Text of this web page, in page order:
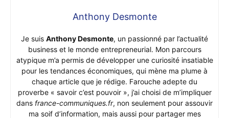
Anthony Desmonte
Je suis Anthony Desmonte, un passionné par l’actualité
business et le monde entrepreneurial. Mon parcours
atypique m’a permis de développer une curiosité insatiable
pour les tendances économiques, qui mène ma plume à
chaque article que je rédige. Farouche adepte du
proverbe « savoir c’est pouvoir », j’ai choisi de m’impliquer
dans france-communiques.fr, non seulement pour assouvir
ma soif d’information, mais aussi pour partager mes